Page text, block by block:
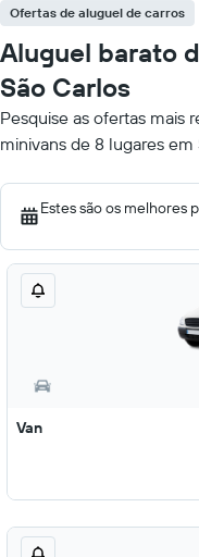
Ofertas de aluguel de carros
Aluguel barato
São Carlos
Pesquise as ofertas mais
minivans de 8 lugares em
Estes são os melhores
Van